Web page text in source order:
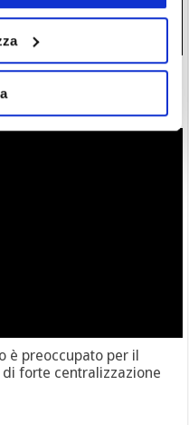
Ironwood: la supply
è preoccupato per il
forte centralizzazione